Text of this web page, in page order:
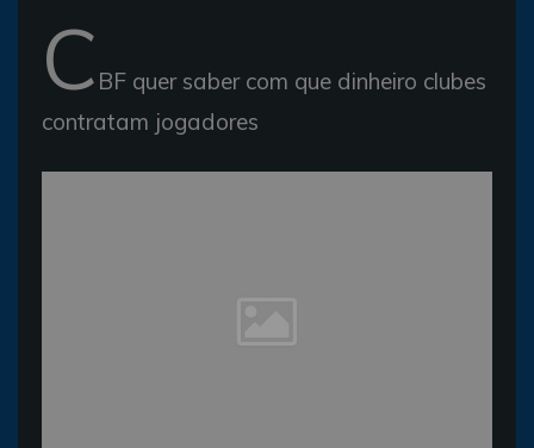
C BF quer saber com que dinheiro clubes
contratam jogadores